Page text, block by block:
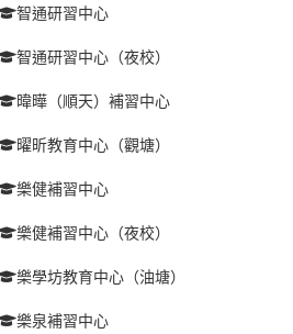
智通研習中心
智通研習中心（夜校）
暐曄（順天）補習中心
曜昕教育中心（觀塘）
樂健補習中心
樂健補習中心（夜校）
樂學坊教育中心（油塘）
樂泉補習中心